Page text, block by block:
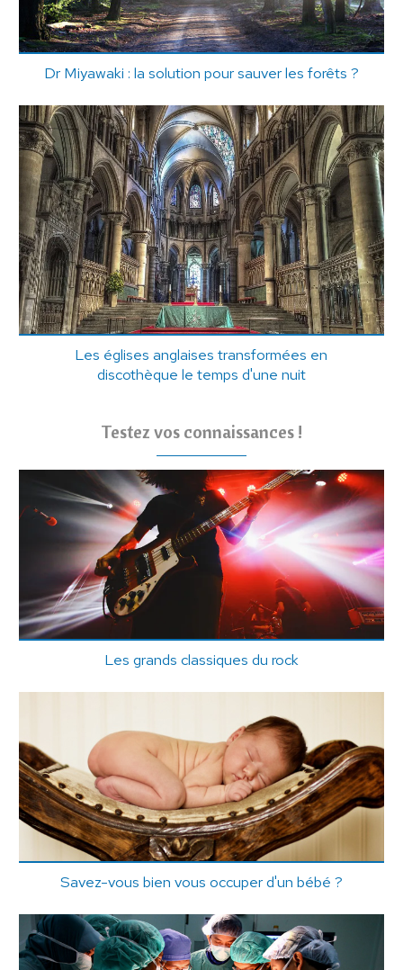
Dr Miyawaki : la solution pour sauver les forêts ?
Les églises anglaises transformées en
discothèque le temps d'une nuit
Testez vos connaissances !
Les grands classiques du rock
Savez-vous bien vous occuper d'un bébé ?